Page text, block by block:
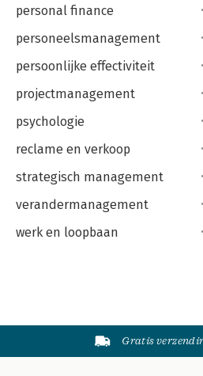
personal finance
personeelsmanagement
persoonlijke effectiviteit
projectmanagement
psychologie
reclame en verkoop
strategisch management
verandermanagement
werk en loopbaan
Gratis